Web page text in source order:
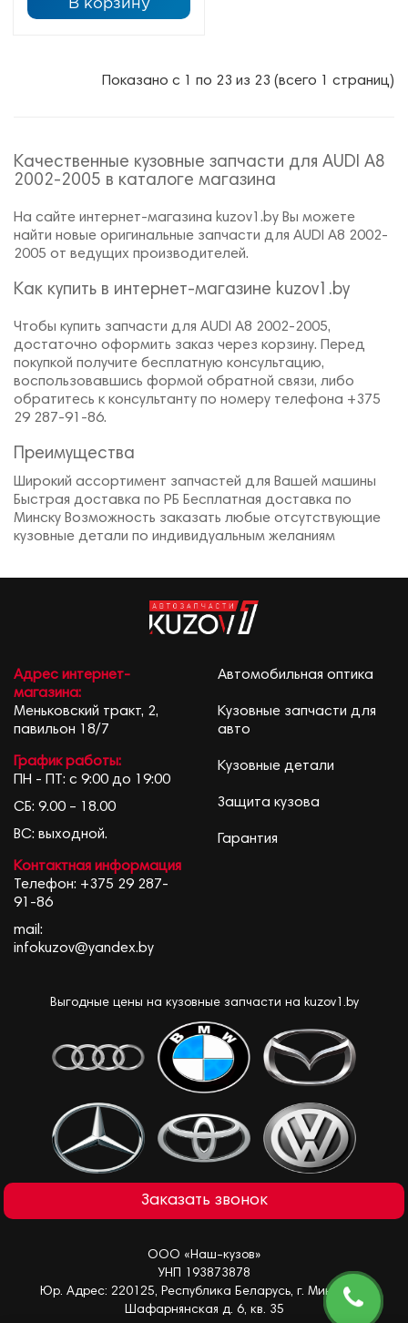
В корзину
Показано с 1 по 23 из 23 (всего 1 страниц)
Качественные кузовные запчасти для AUDI A8
2002-2005 в каталоге магазина
На сайте интернет-магазина kuzov1.by Вы можете
найти новые оригинальные запчасти для AUDI A8 2002-
2005 от ведущих производителей.
Как купить в интернет-магазине kuzov1.by
Чтобы купить запчасти для AUDI A8 2002-2005,
достаточно оформить заказ через корзину. Перед
покупкой получите бесплатную консультацию,
воспользовавшись формой обратной связи, либо
обратитесь к консультанту по номеру телефона +375
29 287-91-86.
Преимущества
Широкий ассортимент запчастей для Вашей машины
Быстрая доставка по РБ Бесплатная доставка по
Минску Возможность заказать любые отсутствующие
кузовные детали по индивидуальным желаниям
Адрес интернет-
магазина:
Меньковский тракт, 2,
павильон 18/7
График работы:
ПН - ПТ: с 9:00 до 19:00
СБ: 9.00 – 18.00
ВС: выходной.
Контактная информация
Телефон: +375 29 287-
91-86
mail:
infokuzov@yandex.by
Автомобильная оптика
Кузовные запчасти для
авто
Кузовные детали
Защита кузова
Гарантия
Выгодные цены на кузовные запчасти на kuzov1.by
Заказать звонок
ООО «Наш-кузов»
УНП 193873878
Юр. Адрес: 220125, Республика Беларусь, г. Минск, ул.
Шафарнянская д. 6, кв. 35